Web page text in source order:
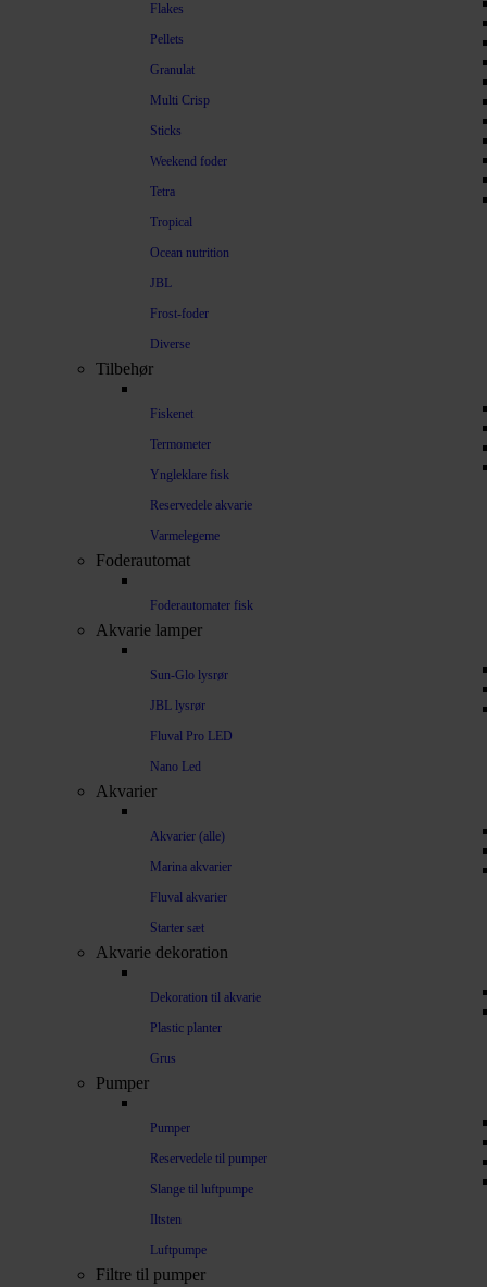
Flakes
Pellets
Granulat
Multi Crisp
Sticks
Weekend foder
Tetra
Tropical
Ocean nutrition
JBL
Frost-foder
Diverse
Tilbehør
Fiskenet
Termometer
Yngleklare fisk
Reservedele akvarie
Varmelegeme
Foderautomat
Foderautomater fisk
Akvarie lamper
Sun-Glo lysrør
JBL lysrør
Fluval Pro LED
Nano Led
Akvarier
Akvarier (alle)
Marina akvarier
Fluval akvarier
Starter sæt
Akvarie dekoration
Dekoration til akvarie
Plastic planter
Grus
Pumper
Pumper
Reservedele til pumper
Slange til luftpumpe
Iltsten
Luftpumpe
Filtre til pumper